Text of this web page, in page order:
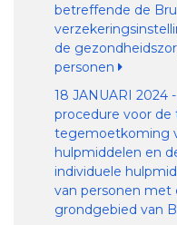
betreffende de
de
personen
18 JANUARI 2024
procedure voor
tegemoetkoming
hulpmiddelen en
individuele
van personen met
grondgebied van